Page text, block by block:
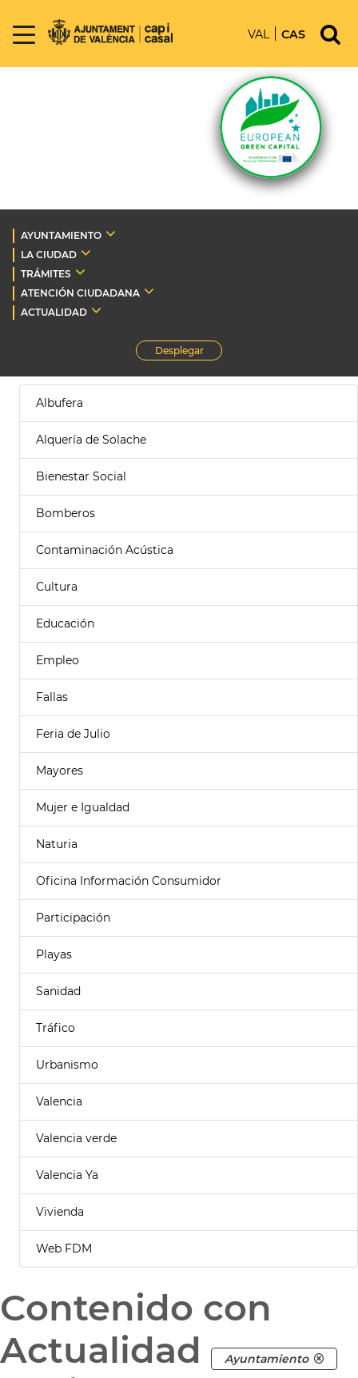
VAL CAS
AYUNTAMIENTO
LA CIUDAD
TRÁMITES
ATENCIÓN CIUDADANA
ACTUALIDAD
Desplegar
Albufera
Alquería de Solache
Bienestar Social
Bomberos
Contaminación Acústica
Cultura
Educación
Empleo
Fallas
Feria de Julio
Mayores
Mujer e Igualdad
Naturia
Oficina Información Consumidor
Participación
Playas
Sanidad
Tráfico
Urbanismo
Valencia
Valencia verde
Valencia Ya
Vivienda
Web FDM
Contenido con
Actualidad
Ayuntamiento